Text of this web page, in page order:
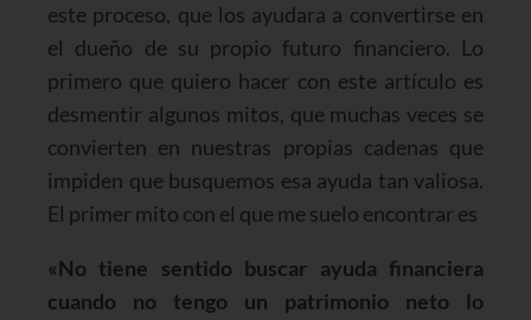
este proceso, que los ayudara a convertirse en
el dueño de su propio futuro financiero. Lo
primero que quiero hacer con este artículo es
desmentir algunos mitos, que muchas veces se
convierten en nuestras propias cadenas que
impiden que busquemos esa ayuda tan valiosa.
El primer mito con el que me suelo encontrar es
«No tiene sentido buscar ayuda financiera
cuando no tengo un patrimonio neto lo